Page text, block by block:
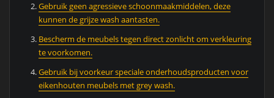
Gebruik geen agressieve schoonmaakmiddelen, deze
kunnen de grijze wash aantasten.
Bescherm de meubels tegen direct zonlicht om verkleuring
te voorkomen.
Gebruik bij voorkeur speciale onderhoudsproducten voor
eikenhouten meubels met grey wash.